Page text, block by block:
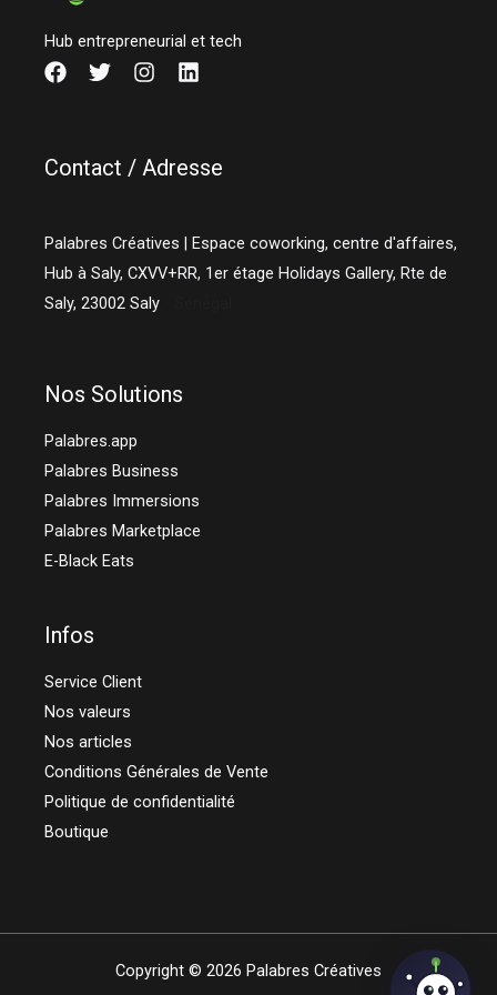
Hub entrepreneurial et tech
Contact / Adresse
Palabres Créatives | Espace coworking, centre d'affaires,
Hub à Saly, CXVV+RR, 1er étage Holidays Gallery, Rte de
Saly,23002 Saly
Nos Solutions
Palabres.app
Palabres Business
Palabres Immersions
Palabres Marketplace
E-Black Eats
Infos
Service Client
Nos valeurs
Nos articles
Conditions Générales de Vente
Politique de confidentialité
Boutique
Copyright © 2026 Palabres Créatives